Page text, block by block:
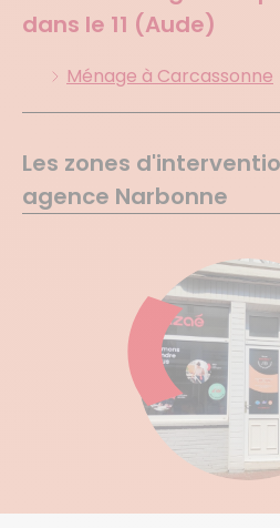
dans le 11 (Aude)
Ménage à Carcassonne
Les zones
agence Narbonne
Argens Minervois
Bize Minervois
Canet